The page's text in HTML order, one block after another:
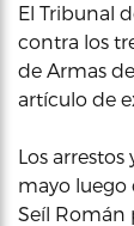
El Tribunal
contra los
de Armas
artículo de
Los
mayo luego
Seíl Román